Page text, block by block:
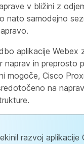
v bližini z
nato samodejno
aplikacije Webex
naprav in preprosto
mogoče, Cisco
na
razvoj aplikacije